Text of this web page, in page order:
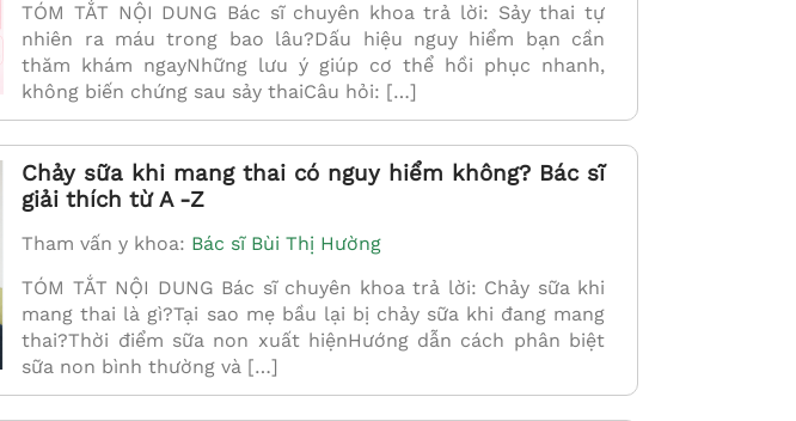
TÓM TẮT NỘI DUNG Bác sĩ chuyên khoa trả lời: Sảy thai tự
nhiên ra máu trong bao lâu?Dấu hiệu nguy hiểm bạn cần
thăm khám ngayNhững lưu ý giúp cơ thể hồi phục nhanh,
không biến chứng sau sảy thaiCâu hỏi: […]
Chảy sữa khi mang thai có nguy hiểm không? Bác sĩ
giải thích từ A -Z
Tham vấn y khoa: Bác sĩ Bùi Thị Hường
TÓM TẮT NỘI DUNG Bác sĩ chuyên khoa trả lời: Chảy sữa khi
mang thai là gì?Tại sao mẹ bầu lại bị chảy sữa khi đang mang
thai?Thời điểm sữa non xuất hiệnHướng dẫn cách phân biệt
sữa non bình thường và […]